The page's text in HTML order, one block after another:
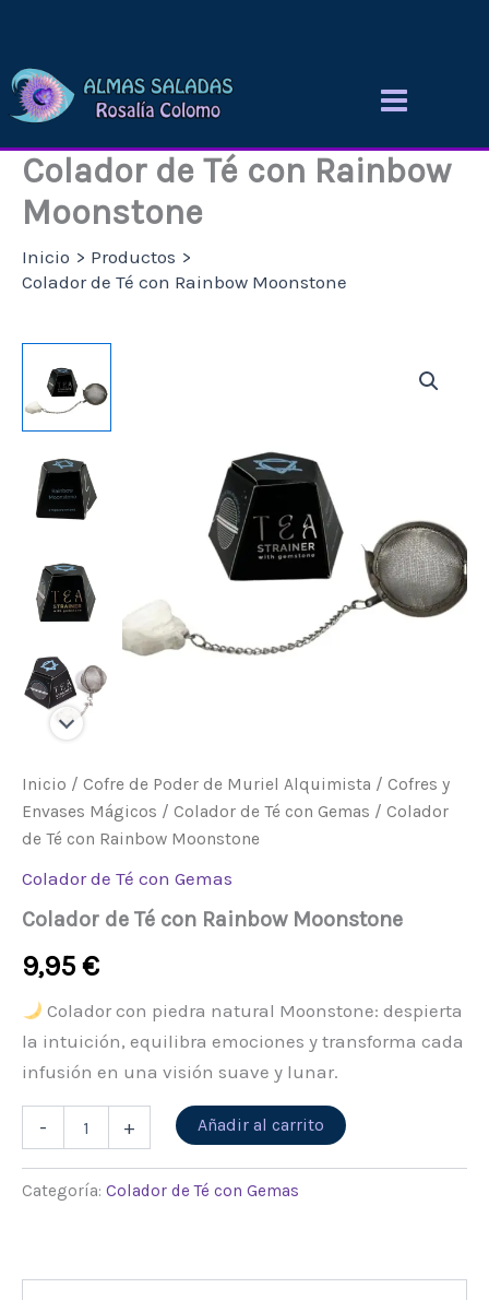
contenido
Colador de Té con Rainbow
Moonstone
Inicio
Productos
Colador de Té con Rainbow Moonstone
Inicio / Cofre de Poder de Muriel Alquimista / Cofres y
Envases Mágicos / Colador de Té con Gemas / Colador
de Té con Rainbow Moonstone
Colador de Té con Gemas
Colador de Té con Rainbow Moonstone
9,95 €
Colador con piedra natural Moonstone: despierta
la intuición, equilibra emociones y transforma cada
infusión en una visión suave y lunar.
-
con
Moonstone
cantidad
+ Añadir al carrito
Categoría: Colador de Té con Gemas